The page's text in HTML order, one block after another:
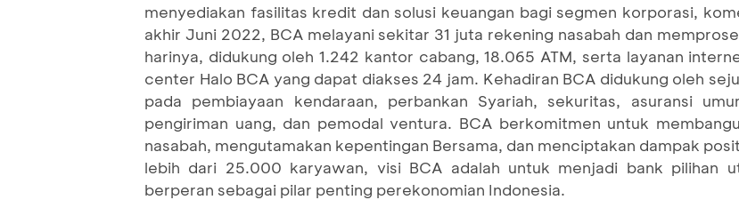
menyediakan fasilitas kredit dan solusi keuangan bagi segmen korporasi,
akhir Juni 2022, BCA melayani sekitar 31 juta rekening nasabah dan
harinya, didukung oleh 1.242 kantor cabang, 18.065 ATM, serta layanan
center Halo BCA yang dapat diakses 24 jam. Kehadiran BCA didukung oleh
pada pembiayaan kendaraan, perbankan Syariah, sekuritas, asuransi
pengiriman uang, dan pemodal ventura. BCA berkomitmen untuk
nasabah, mengutamakan kepentingan Bersama, dan menciptakan dampak
lebih dari 25.000 karyawan, visi BCA adalah untuk menjadi bank pilihan
berperan sebagai pilar penting perekonomian Indonesia.